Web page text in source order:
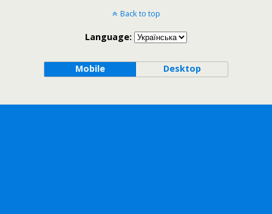
Back to top
Language:
Mobile Desktop